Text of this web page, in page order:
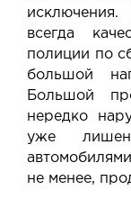
всегда
полиции по
большой
Большой
нередко
уже
не менее,